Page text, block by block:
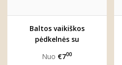
Baltos vaikiškos
pėdkelnės su
Nuo €700